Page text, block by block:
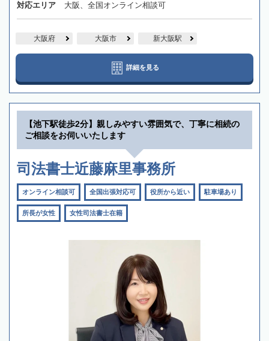
対応エリア 大阪、全国オンライン相談可
大阪府 大阪市 新大阪駅
詳細を見る
【池下駅徒歩2分】親しみやすい雰囲気で、丁寧に相続の
ご相談をお伺いいたします
司法書士近藤麻里事務所
オンライン相談可 全国出張対応可 役所から近い 駐車場あり
所長が女性 女性司法書士在籍